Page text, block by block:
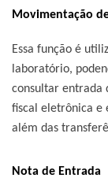
Movimentação
Essa função é
laboratório,
consultar entrada
fiscal eletrônica e
além das
Nota de Entrada